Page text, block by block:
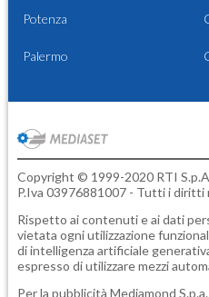
Potenza
Palermo
Copyright © 1999-2020 RTI
P.Iva 03976881007 - Tutti i diritti
Rispetto ai contenuti e ai dati
vietata ogni utilizzazione
di intelligenza artificiale
espresso di utilizzare mezzi
Per la pubblicità Mediamond S.p.a.